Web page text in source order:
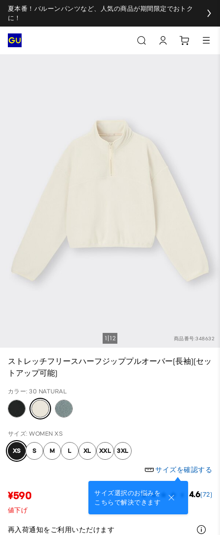
夏本番！バルーンパンツなど、人気の商品が期間限定でおトク
に！
商品番号:348632
1 12
ストレッチフリースハーフジッププルオーバー(長袖)(セッ
トアップ可能)
カラー: 30 NATURAL
サイズ: WOMEN XS
XS S M L XL XXL 3XL
サイズを確認する
サイズ選択のお悩みを
こちらで解決できます
¥590 4.6(72)
値下げ
再入荷通知をご利用いただけます